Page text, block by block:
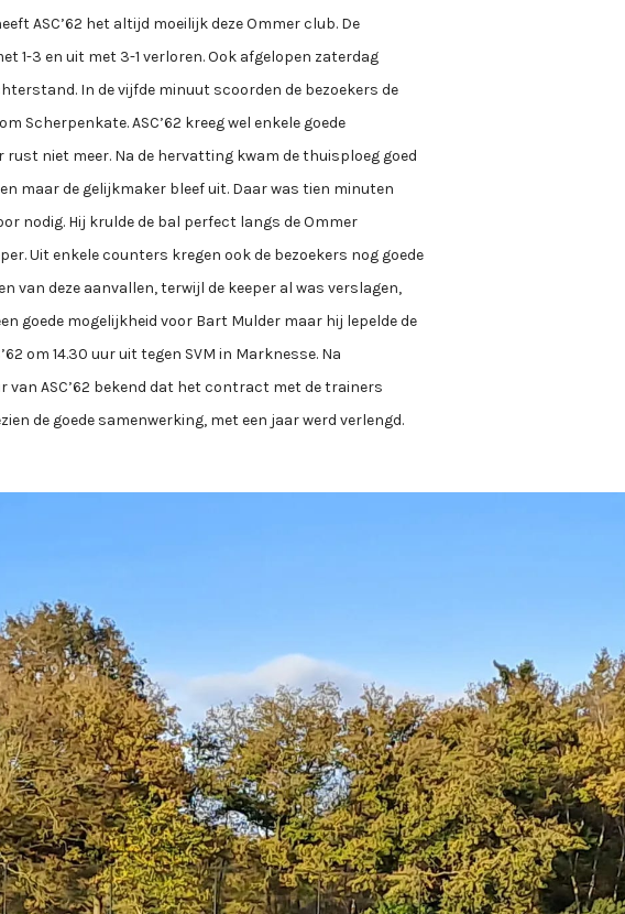
ASC’62 het altijd moeilijk deze Ommer club. De
1-3 en uit met 3-1 verloren. Ook afgelopen zaterdag
In de vijfde minuut scoorden de bezoekers de
Scherpenkate. ASC’62 kreeg wel enkele goede
niet meer. Na de hervatting kwam de thuisploeg goed
maar de gelijkmaker bleef uit. Daar was tien minuten
nodig. Hij krulde de bal perfect langs de Ommer
Uit enkele counters kregen ook de bezoekers nog goede
van deze aanvallen, terwijl de keeper al was verslagen,
goede mogelijkheid voor Bart Mulder maar hij lepelde de
om 14.30 uur uit tegen SVM in Marknesse. Na
ASC’62 bekend dat het contract met de trainers
de goede samenwerking, met een jaar werd verlengd.